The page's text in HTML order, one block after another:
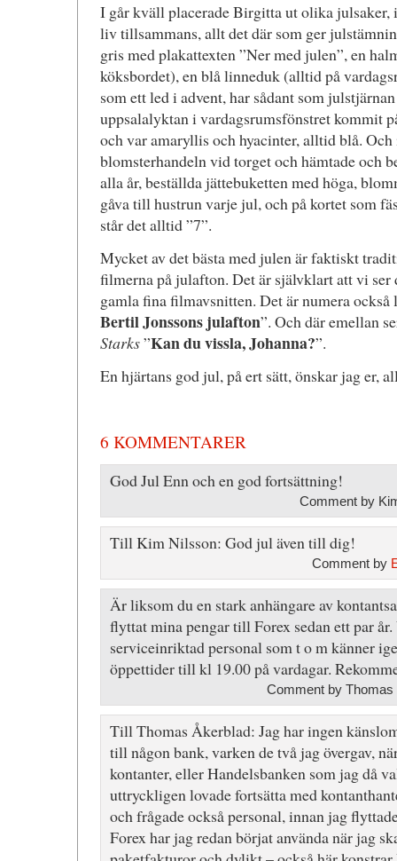
I går kväll placerade Birgitta ut olika julsaker,
liv tillsammans, allt det där som ger
gris med plakattexten ”Ner med julen”, en
köksbordet), en blå linneduk (alltid på
som ett led i advent, har sådant som
uppsalalyktan i vardagsrumsfönstret kommit
och var amaryllis och hyacinter, alltid blå.
blomsterhandeln vid torget och hämtade och
alla år, beställda jättebuketten med höga,
gåva till hustrun varje jul, och på kortet som
står det alltid ”7”.
Mycket av det bästa med julen är faktiskt
filmerna på julafton. Det är självklart att vi ser
gamla fina filmavsnitten. Det är numera
Bertil Jonssons julafton”. Och där emellan
Starks”Kan du vissla, Johanna?”.
En hjärtans god jul, på ert sätt, önskar jag er,
6 KOMMENTARER
God Jul Enn och en god fortsättning!
Comment by
Till Kim Nilsson: God jul även till dig!
Comment by
Är liksom du en stark anhängare av
flyttat mina pengar till Forex sedan ett par
serviceinriktad personal som t o m känner
öppettider till kl 19.00 på vardagar.
Comment by
Till Thomas Åkerblad: Jag har ingen
till någon bank, varken de två jag övergav,
kontanter, eller Handelsbanken som jag då
uttryckligen lovade fortsätta med
och frågade också personal, innan jag
Forex har jag redan börjat använda när jag